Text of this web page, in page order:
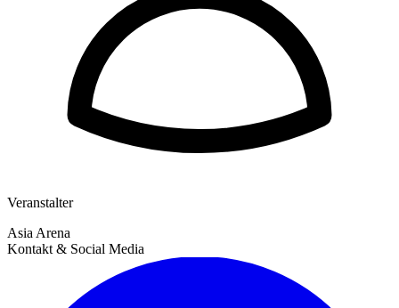
Veranstalter
Asia Arena
Kontakt & Social Media